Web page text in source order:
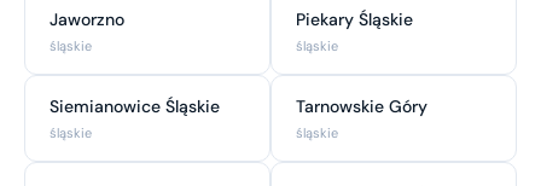
Jaworzno
śląskie
Piekary Śląskie
śląskie
Siemianowice Śląskie
śląskie
Tarnowskie Góry
śląskie